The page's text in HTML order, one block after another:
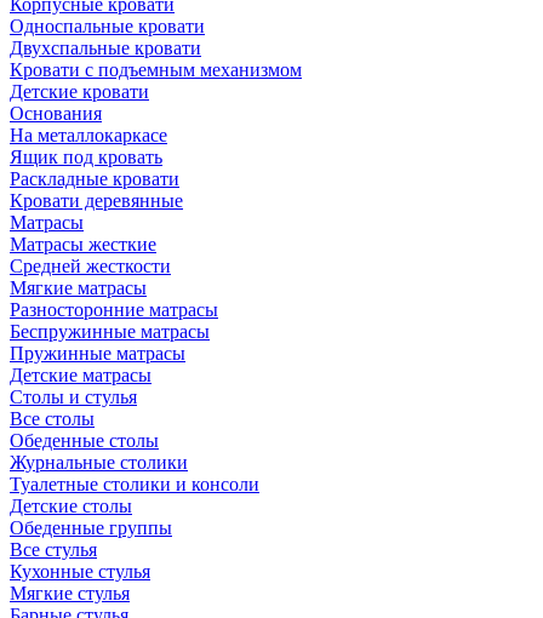
Корпусные кровати
Односпальные кровати
Двухспальные кровати
Кровати с подъемным механизмом
Детские кровати
Основания
На металлокаркасе
Ящик под кровать
Раскладные кровати
Кровати деревянные
Матрасы
Матрасы жесткие
Средней жесткости
Мягкие матрасы
Разносторонние матрасы
Беспружинные матрасы
Пружинные матрасы
Детские матрасы
Столы и стулья
Все столы
Обеденные столы
Журнальные столики
Туалетные столики и консоли
Детские столы
Обеденные группы
Все стулья
Кухонные стулья
Мягкие стулья